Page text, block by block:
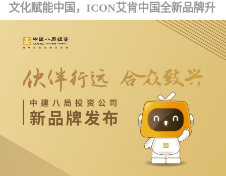
文化赋能中国，ICON艾肯中国全新品牌升级